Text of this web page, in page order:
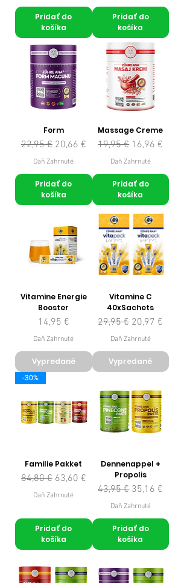
Pridať do
košíka
Pridať do
košíka
Form
Normálna cena
22,95 € Zľavnená cena
20,66 €
Daň Zahrnuté
Pridať do
košíka
Massage Creme
Normálna cena
19,95 € Zľavnená cena
16,96 €
Daň Zahrnuté
Pridať do
košíka
Vitamine Energie
Booster
Cena
14,95 €
Daň Zahrnuté
Vypredané
Vitamine C
40xSachets
Normálna cena
29,95 € Zľavnená cena
20,97 €
Daň Zahrnuté
Vypredané
-30%
Familie Pakket
Normálna cena
84,80 € Zľavnená cena
63,60 €
Daň Zahrnuté
Pridať do
košíka
Dennenappel +
Propolis
Normálna cena
43,95 € Zľavnená cena
35,16 €
Daň Zahrnuté
Pridať do
košíka